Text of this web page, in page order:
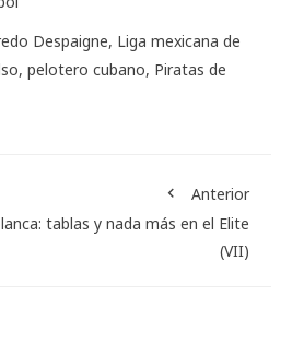
Despaigne, Liga mexicana de
, pelotero cubano, Piratas de
Anterior
tablas y nada más en el Elite
(VII)